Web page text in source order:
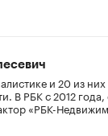
и 20 из
В РБК с 2012 года,
«РБК-